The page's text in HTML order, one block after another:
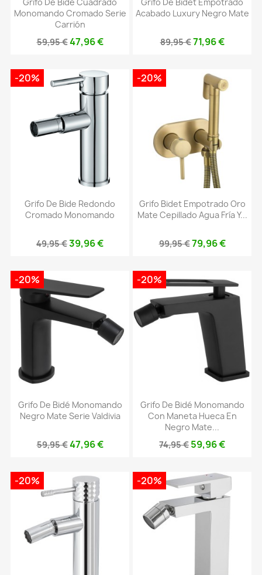
Monomando Cromado Serie
Carrión
59,95 €47,96 €
Acabado Luxury Negro Mate
89,95 €71,96 €
Grifo De Bide Redondo
Cromado Monomando
49,95 €39,96 €
-20%
Grifo Bidet Empotrado Oro
Mate Cepillado Agua Fría Y...
99,95 €79,96 €
-20%
Grifo De Bidé Monomando
Negro Mate Serie Valdivia
59,95 €47,96 €
-20%
Grifo De Bidé Monomando
Con Maneta Hueca En
Negro Mate...
74,95 € 59,96 €
-20%
-20% -20%